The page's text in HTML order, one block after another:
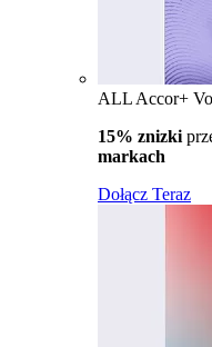
ALL Accor+
15% znizki
markach
Dołącz Teraz